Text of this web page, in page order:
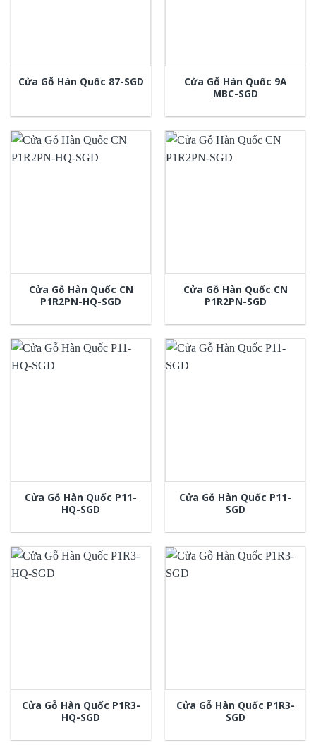
Cửa Gỗ Hàn Quốc 87-SGD
Cửa Gỗ Hàn Quốc 9A
MBC-SGD
Cửa Gỗ Hàn Quốc CN
P1R2PN-HQ-SGD
Cửa Gỗ Hàn Quốc CN
P1R2PN-SGD
Cửa Gỗ Hàn Quốc P11-
HQ-SGD
Cửa Gỗ Hàn Quốc P11-
SGD
Cửa Gỗ Hàn Quốc P1R3-
HQ-SGD
Cửa Gỗ Hàn Quốc P1R3-
SGD